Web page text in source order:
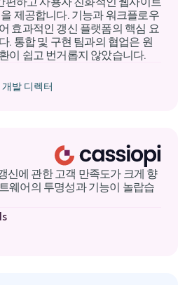
제공합니다. 기능과 워크플로우
효과적인 갱신 플랫폼의 핵심 요
. 통합 및 구현 팀과의 협업은 원
이 쉽고 번거롭지 않았습니다.
발 디렉터
신에 관한 고객 만족도가 크게 향
웨어의 투명성과 기능이 놀랍습